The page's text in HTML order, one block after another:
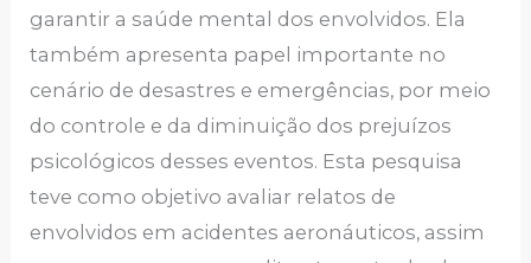
garantir a saúde mental dos envolvidos. Ela
também apresenta papel importante no
cenário de desastres e emergências, por meio
do controle e da diminuição dos prejuízos
psicológicos desses eventos. Esta pesquisa
teve como objetivo avaliar relatos de
envolvidos em acidentes aeronáuticos, assim